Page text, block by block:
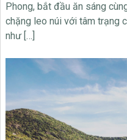
Phong, bắt đầu ăn sáng
chặng leo núi với tâm trạng
như […]